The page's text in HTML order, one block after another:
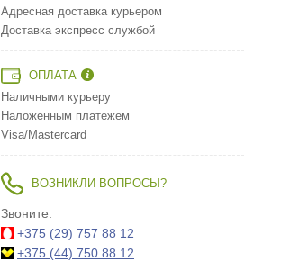
Адресная доставка курьером
Доставка экспресс службой
ОПЛАТА
Наличными курьеру
Наложенным платежем
Visa/Mastercard
ВОЗНИКЛИ ВОПРОСЫ?
Звоните:
+375 (29) 757 88 12
+375 (44) 750 88 12